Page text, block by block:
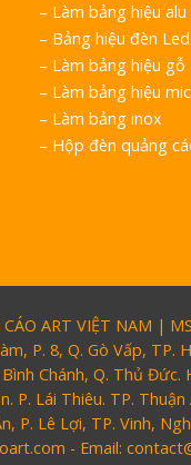
– Làm bảng hiệu alu
– Bảng hiệu đèn Led
– Làm bảng hiệu gỗ
– Làm bảng hiệu
– Làm bảng inox
– Hộp đèn quảng
ART VIỆT NAM |
P. 8, Q. Gò Vấp, TP.
Chánh, Q. Thủ Đức.
P. Lái Thiêu. TP.
P. Lê Lợi, TP. Vinh,
- Email: